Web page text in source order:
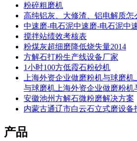
粉碎粗磨机
高纯铝灰、大修渣、铝电解质怎
中速磨-电石泥中速磨-电石泥中
搅拌站绩效考核表
粉煤灰超细磨降低烧失量2014
方解石打粉生产线设备厂家
1小时100方低霞石粉砂机
上海外资企业做磨粉机与球磨
与球磨机上海外资企业做磨粉机
安徽池州方解石微粉磨解决方案
内蒙古通辽市白云石立式磨设备
产品